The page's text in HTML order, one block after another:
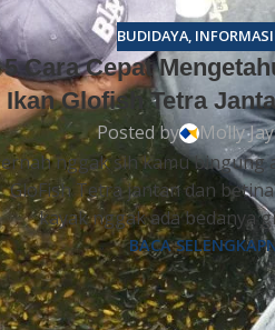
BUDIDAYA,
5 Cara Cepat
Ikan Glofish Tetra
Posted by Molly
nggak sih kamu bingung
GloFish Tetra jantan dan
kayak nggak ada bedanya
BACA